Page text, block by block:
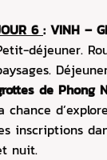
6 : VINH –
déjeuner.
de Phong
chance
inscriptions
nuit.